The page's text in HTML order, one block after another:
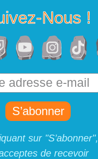
Nous !
S’abonner
sur "S’abonner",
de recevoir